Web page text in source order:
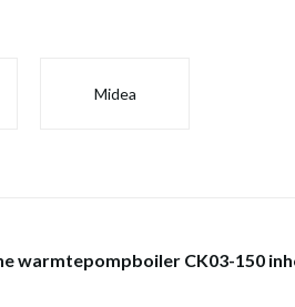
Midea
warmtepompboiler CK03-150